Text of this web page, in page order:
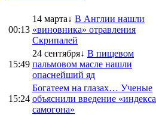
00:13
14 марта↓ В Англии нашли
«виновника» отравления
Скрипалей
15:49
24 сентября↓ В пищевом
пальмовом масле нашли
опаснейший яд
15:24
Богатеем на глазах… Ученые
объяснили введение «индекса
самогона»